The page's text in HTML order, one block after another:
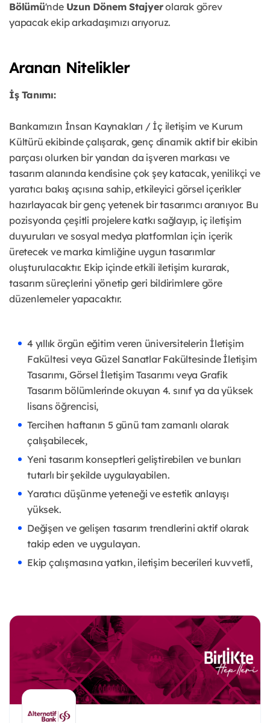
Bölümü'nde Uzun Dönem Stajyerolarak görev
yapacak ekip arkadaşımızı arıyoruz.
Aranan Nitelikler
İş Tanımı:
Bankamızın İnsan Kaynakları / İç iletişim ve Kurum
Kültürü ekibinde çalışarak, genç dinamik aktif bir ekibin
parçası olurken bir yandan da işveren markası ve
tasarım alanında kendisine çok şey katacak, yenilikçi ve
yaratıcı bakış açısına sahip, etkileyici görsel içerikler
hazırlayacak bir genç yetenek bir tasarımcı aranıyor. Bu
pozisyonda çeşitli projelere katkı sağlayıp, iç iletişim
duyuruları ve sosyal medya platformları için içerik
üretecek ve marka kimliğine uygun tasarımlar
oluşturulacaktır. Ekip içinde etkili iletişim kurarak,
tasarım süreçlerini yönetip geri bildirimlere göre
düzenlemeler yapacaktır.
4 yıllık örgün eğitim veren üniversitelerin İletişim
Fakültesi veya Güzel Sanatlar Fakültesinde İletişim
Tasarımı, Görsel İletişim Tasarımı veya Grafik
Tasarım bölümlerinde okuyan 4. sınıf ya da yüksek
lisans öğrencisi,
Tercihen haftanın 5 günü tam zamanlı olarak
çalışabilecek,
Yeni tasarım konseptleri geliştirebilen ve bunları
tutarlı bir şekilde uygulayabilen.
Yaratıcı düşünme yeteneği ve estetik anlayışı
yüksek.
Değişen ve gelişen tasarım trendlerini aktif olarak
takip eden ve uygulayan.
Ekip çalışmasına yatkın, iletişim becerileri kuvvetli,